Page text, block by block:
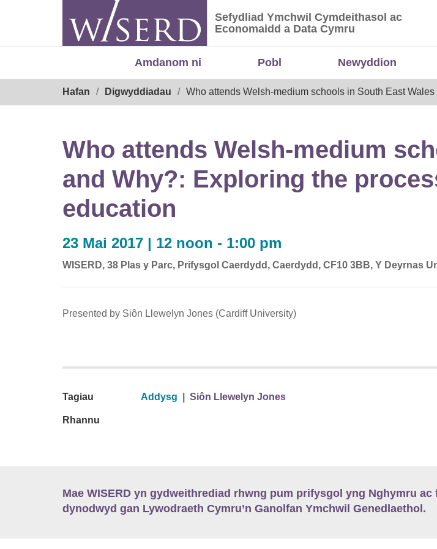
Sefydliad Ymchwil Cymdeithasol ac
Sefydliad Ymchwil Cymdeithasol ac
Economaidd a Data Cymru
Amdanom ni Pobl Newyddion
Hafan Digwyddiadau Who attends Welsh-medium schools in South East
Who attends Welsh-medium
and Why?: Exploring the
education
23 Mai 2017 | 12 noon - 1:00 pm
WISERD, 38 Plas y Parc, Prifysgol Caerdydd, Caerdydd, CF10 3BB, Y Deyrnas
Presented by Siôn Llewelyn Jones (Cardiff University)
Tagiau Addysg Siôn Llewelyn Jones
Rhannu
Mae WISERD yn gydweithrediad rhwng pum prifysgol yng Nghymru ac
dynodwyd gan Lywodraeth Cymru’n Ganolfan Ymchwil Genedlaethol.